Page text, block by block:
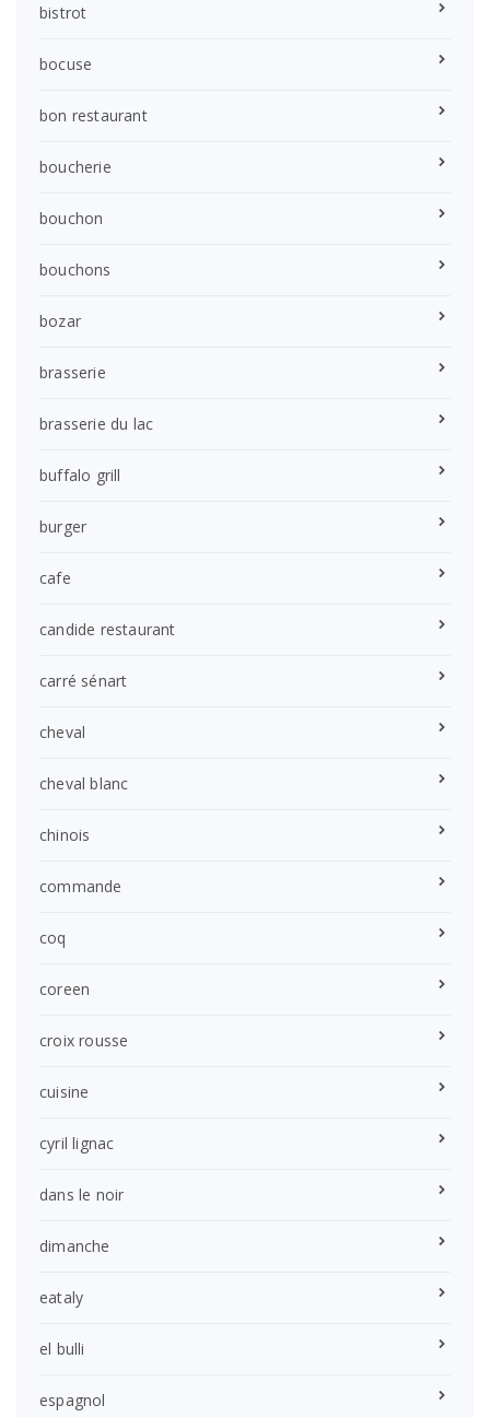
bistrot
bocuse
bon restaurant
boucherie
bouchon
bouchons
bozar
brasserie
brasserie du lac
buffalo grill
burger
cafe
candide restaurant
carré sénart
cheval
cheval blanc
chinois
commande
coq
coreen
croix rousse
cuisine
cyril lignac
dans le noir
dimanche
eataly
el bulli
espagnol